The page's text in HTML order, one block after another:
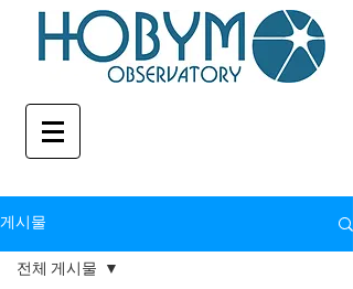
게시물
전체 게시물